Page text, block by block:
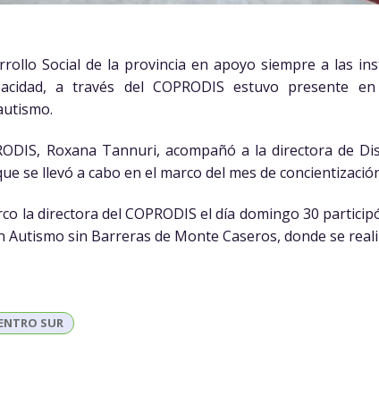
Social de la provincia en apoyo siempre a las
a través del COPRODIS estuvo presente
Roxana Tannuri, acompañó a la directora de
se llevó a cabo en el marco del mes de
la directora del COPRODIS el día domingo 30
Autismo sin Barreras de Monte Caseros, donde se
SUR